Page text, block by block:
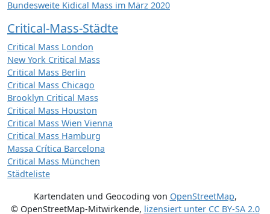
Bundesweite Kidical Mass im März 2020
Critical-Mass-Städte
Critical Mass London
New York Critical Mass
Critical Mass Berlin
Critical Mass Chicago
Brooklyn Critical Mass
Critical Mass Houston
Critical Mass Wien Vienna
Critical Mass Hamburg
Massa Crítica Barcelona
Critical Mass München
Städteliste
Kartendaten und Geocoding von OpenStreetMap,
© OpenStreetMap-Mitwirkende, lizensiert unter CC BY-SA 2.0